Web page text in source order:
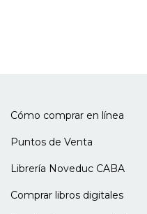
Cómo comprar en línea
Puntos de Venta
Librería Noveduc CABA
Comprar libros digitales